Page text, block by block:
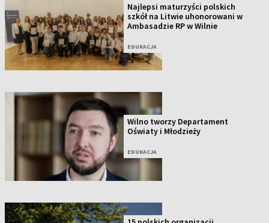
Najlepsi maturzyści polskich
szkół na Litwie uhonorowani w
Ambasadzie RP w Wilnie
EDUKACJA
Wilno tworzy Departament
Oświaty i Młodzieży
EDUKACJA